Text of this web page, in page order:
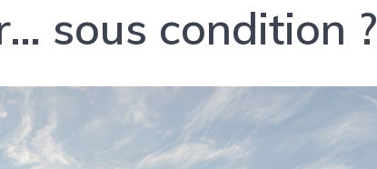
sous condition ?